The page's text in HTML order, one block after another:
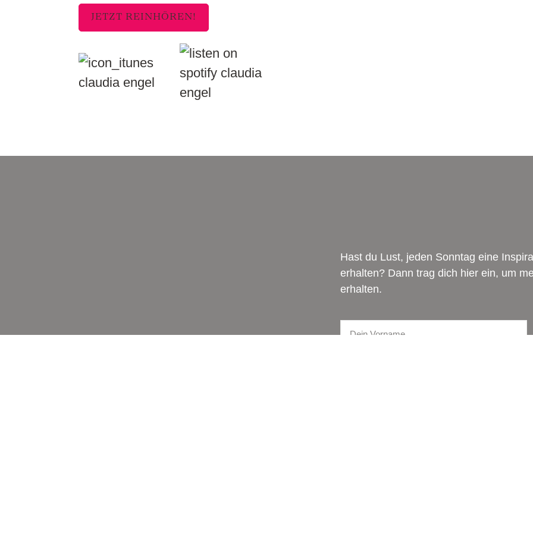
JETZT REINHÖREN!
Hast du Lust, jeden Sonntag eine
erhalten? Dann trag dich hier ein, um
erhalten.